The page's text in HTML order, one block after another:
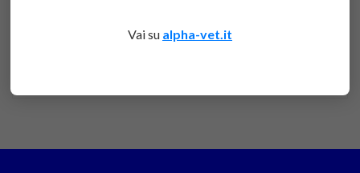
Scheda tecnica Ventilatore SAV2500
Vai su alpha-vet.it